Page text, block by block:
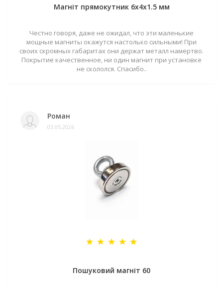
Магніт прямокутник 6х4х1.5 мм
Честно говоря, даже не ожидал, что эти маленькие
мощные магниты окажутся настолько сильными! При
своих скромных габаритах они держат металл намертво.
Покрытие качественное, ни один магнит при установке
не скололся. Спасибо..
Роман
03.05.2026
Пошуковий магніт 60